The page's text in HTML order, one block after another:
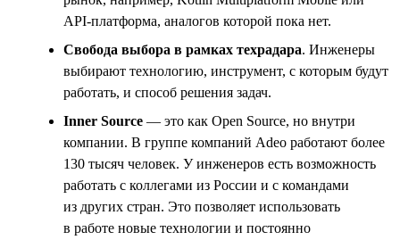
API-платформа, аналогов которой пока нет.
Свобода выбора в рамках техрадара. Инженеры
выбирают технологию, инструмент, с которым будут
работать, и способ решения задач.
Inner Source — это как Open Source, но внутри
компании. В группе компаний Adeo работают более
130 тысяч человек. У инженеров есть возможность
работать с коллегами из России и с командами
из других стран. Это позволяет использовать
в работе новые технологии и постоянно